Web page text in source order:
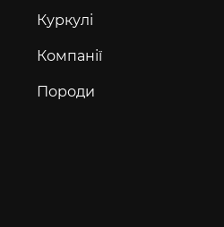
Куркулі
Компанії
Породи